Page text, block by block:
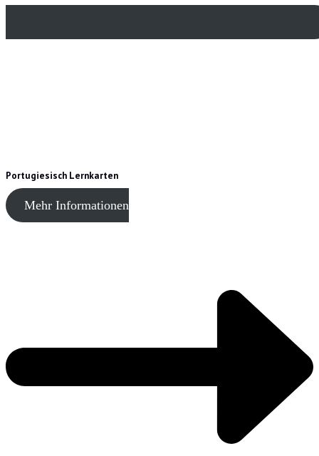
Portugiesisch Lernkarten
Mehr Informationen